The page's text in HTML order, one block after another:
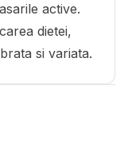
active.
dietei,
si variata.